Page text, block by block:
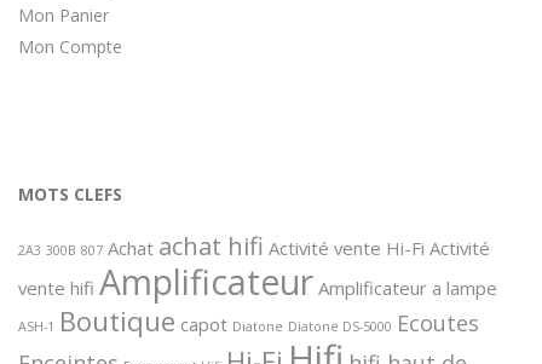
Mon Panier
Mon Compte
MOTS CLEFS
2A3 300B 807 Achat achat hifi Activité vente Hi-Fi Activité
vente hifi Amplificateur Amplificateur a lampe
ASH-1 Boutique capot Diatone Diatone DS-5000 Ecoutes